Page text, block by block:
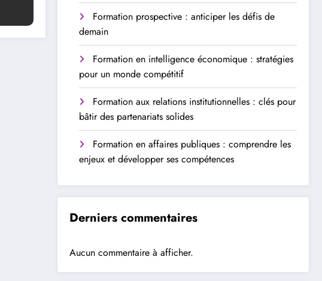
Formation prospective : anticiper les défis de
demain
Formation en intelligence économique : stratégies
pour un monde compétitif
Formation aux relations institutionnelles : clés pour
bâtir des partenariats solides
Formation en affaires publiques : comprendre les
enjeux et développer ses compétences
Derniers commentaires
Aucun commentaire à afficher.